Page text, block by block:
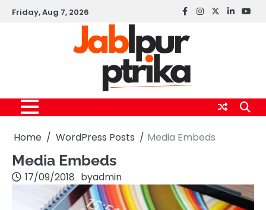
SkipFriday, Aug 7, 2026 Facebook
instagram
twitterlinkedin
Home WordPress Posts Media Embeds
Media Embeds
17/09/2018 byadmin